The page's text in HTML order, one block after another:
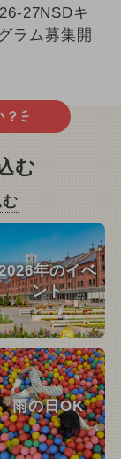
27NSDキ
ラム募集開
む
年のイベ
ント
雨の日OK